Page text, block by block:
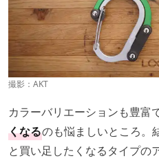
撮影： AKT
カラーバリエーションも豊富で
くなるのも悩ましいところ。
と買い足したくなるタイプの